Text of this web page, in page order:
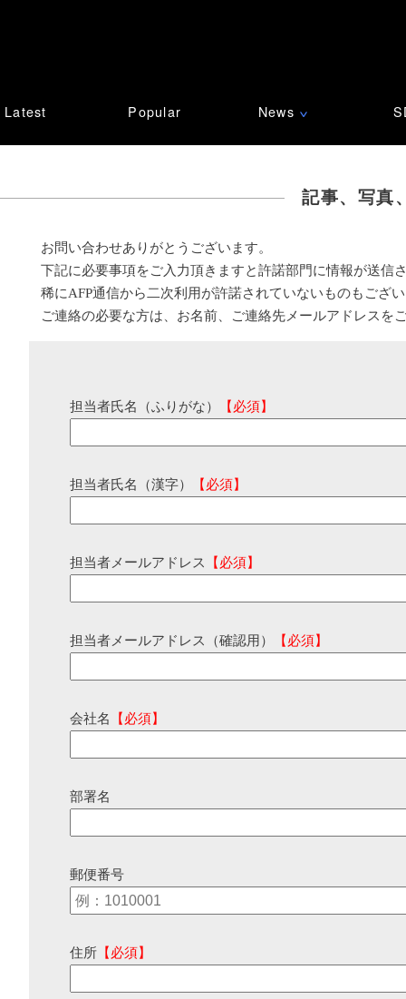
Latest Popular News ∨
記事、写真
お問い合わせありがとうございます。
下記に必要事項をご入力頂きますと許諾部門に情報が送信
稀にAFP通信から二次利用が許諾されていないものもござ
ご連絡の必要な方は、お名前、ご連絡先メールアドレスを
担当者氏名（ふりがな） 【必須】
担当者氏名（漢字） 【必須】
担当者メールアドレス 【必須】
担当者メールアドレス（確認用） 【必須】
会社名 【必須】
部署名
郵便番号
住所 【必須】